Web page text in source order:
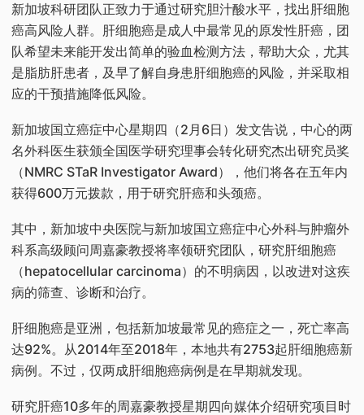
新加坡科研团队正致力于通过研究胆汁酸水平，找出肝细胞
癌高风险人群。肝细胞癌是成人中最常见的原发性肝癌，团
队希望未来能开发出简单的验血检测方法，帮助大众，尤其
是脂肪肝患者，及早了解自身患肝细胞癌的风险，并采取相
应的干预措施降低风险。
新加坡国立癌症中心星期四（2月6日）发文告说，中心的两
名外科医生获颁全国医学研究理事会转化研究杰出研究员奖
（NMRC STaR Investigator Award），他们将各在五年内
获得600万元拨款，用于研究肝癌和头颈癌。
其中，新加坡中央医院与新加坡国立癌症中心外科与肿瘤外
科系高级顾问周嘉豪教授将率领研究团队，研究肝细胞癌
（hepatocellular carcinoma）的不明病因，以改进对这疾
病的筛查、诊断和治疗。
肝细胞癌是亚洲，包括新加坡最常见的癌症之一，死亡率高
达92%。从2014年至2018年，本地共有2753起肝细胞癌新
病例。不过，仅两成肝细胞癌病例是在早期就发现。
研究肝癌10多年的周嘉豪教授星期四向媒体介绍研究项目时